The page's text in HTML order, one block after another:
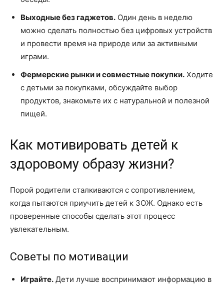
Выходные без гаджетов. Один день в неделю
можно сделать полностью без цифровых устройств
и провести время на природе или за активными
играми.
Фермерские рынки и совместные покупки. Ходите
с детьми за покупками, обсуждайте выбор
продуктов, знакомьте их с натуральной и полезной
пищей.
Как мотивировать детей к
здоровому образу жизни?
Порой родители сталкиваются с сопротивлением,
когда пытаются приучить детей к ЗОЖ. Однако есть
проверенные способы сделать этот процесс
увлекательным.
Советы по мотивации
Играйте. Дети лучше воспринимают информацию в